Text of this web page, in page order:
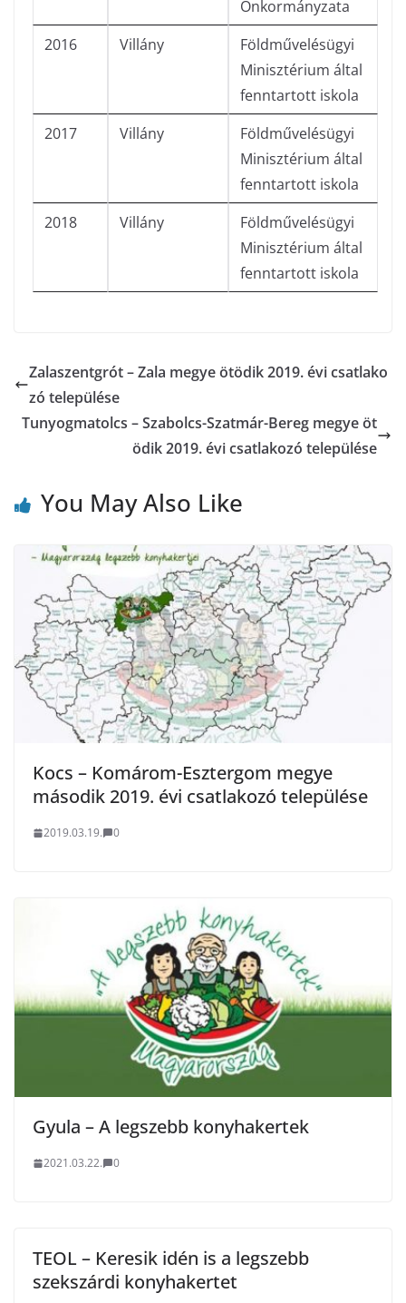
Önkormányzata
2016
Villány
Földművelésügyi
Minisztérium által
fenntartott iskola
2017
Villány
Földművelésügyi
Minisztérium által
fenntartott iskola
2018
Villány
Földművelésügyi
Minisztérium által
fenntartott iskola
Zalaszentgrót – Zala megye ötödik 2019. évi csatlako
zó települése
Tunyogmatolcs – Szabolcs-Szatmár-Bereg megye öt
ödik 2019. évi csatlakozó települése
You May Also Like
Kocs – Komárom-Esztergom megye
második 2019. évi csatlakozó települése
2019.03.19. 0
Gyula – A legszebb konyhakertek
2021.03.22. 0
TEOL – Keresik idén is a legszebb
szekszárdi konyhakertet